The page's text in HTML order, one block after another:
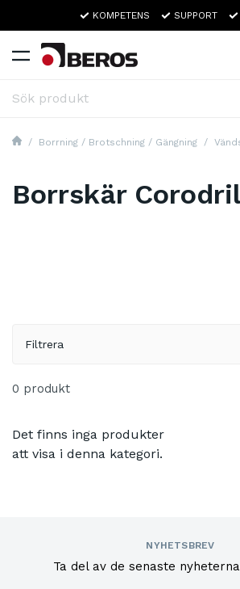
KOMPETENS SUPPORT
Borrning / Brotschning / Gängning
Borrskär
Filtrera
0 produkt
Det finns inga produkter
att visa i denna kategori.
NYHETSBREV
Ta del av de senaste